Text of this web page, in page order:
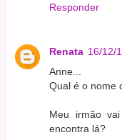
Responder
Renata 16/12/
Anne...
Qual é o nome
Meu irmão
encontra lá?